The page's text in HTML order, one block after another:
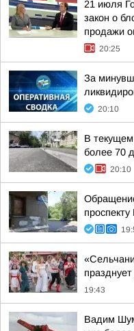
21 июля
закон о
продажи
20:25
За
20:10
В текущем
более 70
20:10
19:43
Вадим